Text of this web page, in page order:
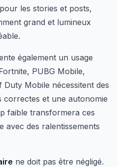
les stories et posts,
grand et lumineux
également un usage
PUBG Mobile,
Mobile nécessitent des
correctes et une autonomie
faible transformera ces
avec des ralentissements
ne doit pas être négligé.